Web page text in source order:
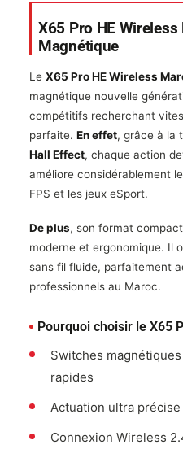
X65 Pro HE
Magnétique
Le X65 Pro HE Wireless
magnétique nouvelle
compétitifs recherchant
parfaite. En effet, grâce à la
Hall Effect, chaque action
améliore considérablement
FPS et les jeux eSport.
De plus, son format
moderne et ergonomique. Il
sans fil fluide, parfaitement
professionnels au Maroc.
Pourquoi choisir le X65
Switches
rapides
Actuation ultra précise
Connexion Wireless